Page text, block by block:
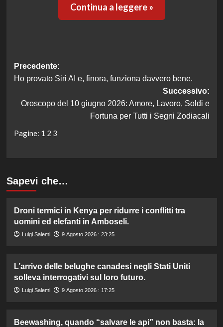
Continua a leggere »
Navigazione
articolo
Precedente:
Ho provato Siri AI e, finora, funziona davvero bene.
Successivo:
Oroscopo del 10 giugno 2026: Amore, Lavoro, Soldi e
Fortuna per Tutti i Segni Zodiacali
Pagine: 1 2 3
Sapevi che…
Droni termici in Kenya per ridurre i conflitti tra
uomini ed elefanti in Amboseli.
Luigi Salemi 9 Agosto 2026 : 23:25
L’arrivo delle belughe canadesi negli Stati Uniti
solleva interrogativi sul loro futuro.
Luigi Salemi 9 Agosto 2026 : 17:25
Beewashing, quando “salvare le api” non basta: la